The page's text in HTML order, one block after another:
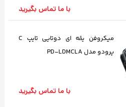
با ما تماس بگیرید
میکروفن یقه ای دوتایی تایپ C
پرودو مدل PD-LDMCLA
با ما تماس بگیرید